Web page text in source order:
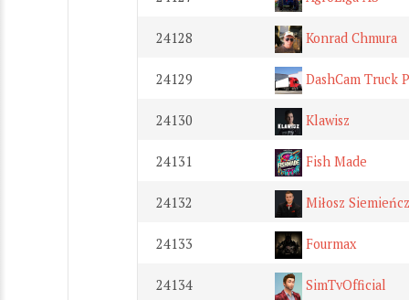
24128 Konrad Chmura
24129 DashCam Truck
24130 Klawisz
24131 Fish Made
24132 Miłosz
24133 Fourmax
24134 SimTvOfficial